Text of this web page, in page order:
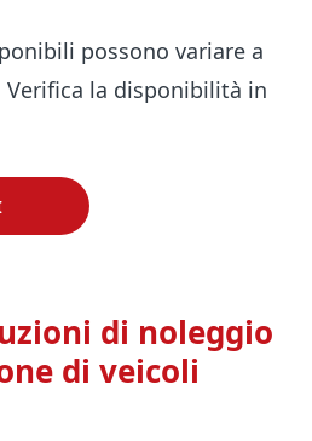
possono variare a
Verifica la disponibilità in
di noleggio
di veicoli